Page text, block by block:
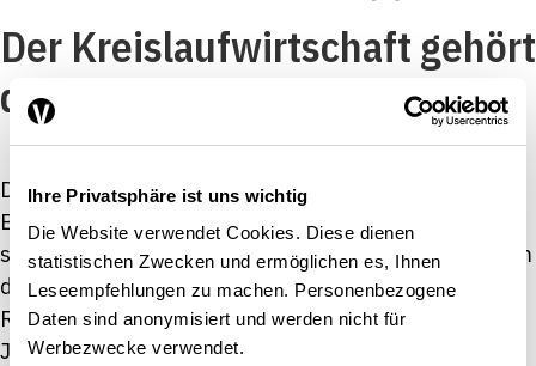
Ihre Privatsphäre ist uns wichtig
Die Website verwendet Cookies. Diese dienen
statistischen Zwecken und ermöglichen es, Ihnen
Leseempfehlungen zu machen. Personenbezogene
Daten sind anonymisiert und werden nicht für
Werbezwecke verwendet.
Der Kreislaufwirtschaft gehört
die Zukunft
Das Jahr 2022 war noch jung, da lebte die Schweizer
Bevölkerung bereits über ihren Verhältnissen. Der
sogenannte Overshoot Day markiert den Tag, an dem
die Bevölkerung eines Landes mehr natürliche
Ressourcen verbraucht hat, als im ganzen jeweiligen
Jahr pro Erdbewohnerin und Erdbewohner